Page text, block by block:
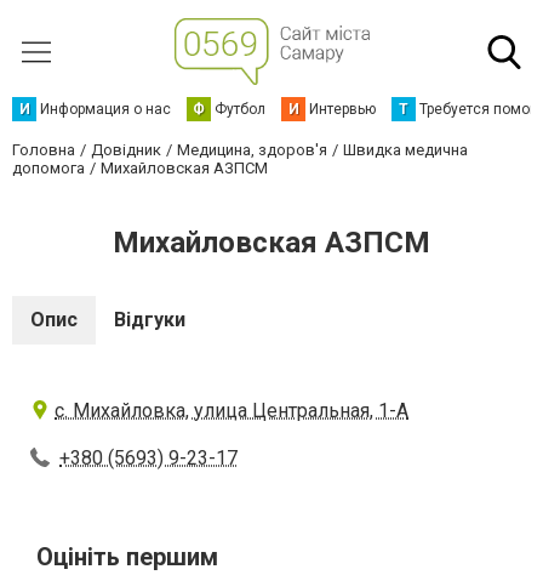
И Информация о нас Ф Футбол И Интервью Т Требуется
Головна Довідник Медицина, здоров'я
Швидка медична
допомога
Михайловская АЗПСМ
Михайловская АЗПСМ
Опис Відгуки
с. Михайловка, улица Центральная, 1-А
+380 (5693) 9-23-17
Оцініть першим